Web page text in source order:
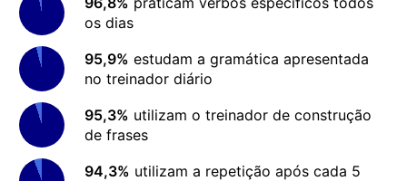
os dias
95,9% estudam a gramática apresentada
no treinador diário
95,3% utilizam o treinador de construção
de frases
94,3% utilizam a repetição após cada 5